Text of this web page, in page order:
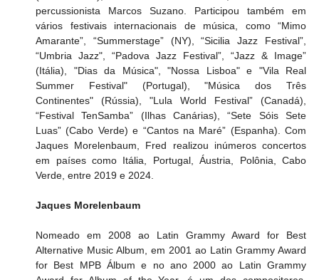
percussionista Marcos Suzano. Participou também em
vários festivais internacionais de música, como “Mimo
Amarante”, “Summerstage” (NY), “Sicilia Jazz Festival”,
“Umbria Jazz", “Padova Jazz Festival”, “Jazz & Image”
(Itália), "Dias da Música", "Nossa Lisboa" e "Vila Real
Summer Festival" (Portugal), "Música dos Três
Continentes" (Rússia), "Lula World Festival” (Canadá),
“Festival TenSamba” (Ilhas Canárias), “Sete Sóis Sete
Luas” (Cabo Verde) e “Cantos na Maré” (Espanha). Com
Jaques Morelenbaum, Fred realizou inúmeros concertos
em países como Itália, Portugal, Áustria, Polônia, Cabo
Verde, entre 2019 e 2024.
Jaques Morelenbaum
Nomeado em 2008 ao Latin Grammy Award for Best
Alternative Music Album, em 2001 ao Latin Grammy Award
for Best MPB Álbum e no ano 2000 ao Latin Grammy